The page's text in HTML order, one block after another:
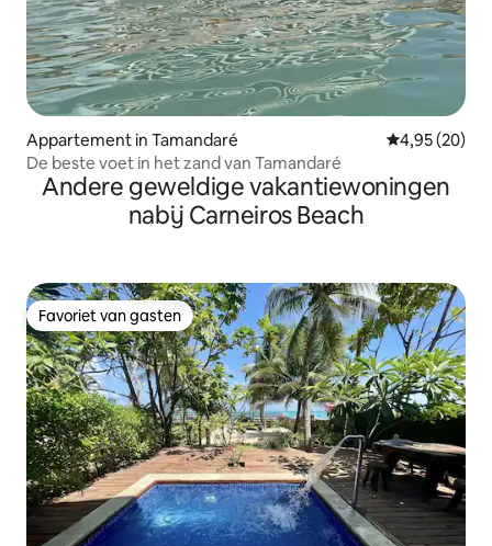
Appartement in Tamandaré Gemiddelde
4,95 (20)
De beste voet in het zand van Tamandaré
Andere geweldige vakantiewoningen
nabij Carneiros Beach
Favoriet van gasten
Favoriet van gasten